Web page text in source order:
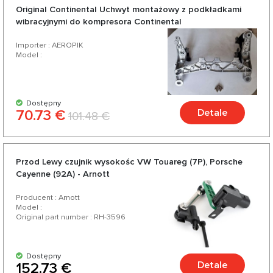
Original Continental Uchwyt montażowy z podkładkami
wibracyjnymi do kompresora Continental
Importer : AEROPIK
Model :
Dostępny
70.73 € 101.48 € Detale
Przod Lewy czujnik wysokośc VW Touareg (7P), Porsche
Cayenne (92A) - Arnott
Producent : Arnott
Model :
Original part number : RH-3596
Dostępny
152.73 € Detale